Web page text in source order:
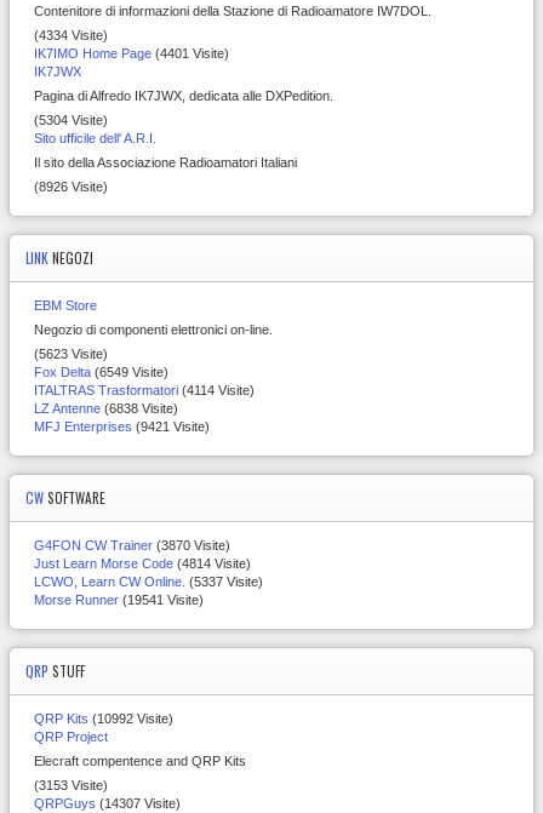
Contenitore di informazioni della Stazione di Radioamatore IW7DOL.
(4334 Visite)
IK7IMO Home Page (4401 Visite)
IK7JWX
Pagina di Alfredo IK7JWX, dedicata alle DXPedition.
(5304 Visite)
Sito ufficile dell' A.R.I.
Il sito della Associazione Radioamatori Italiani
(8926 Visite)
LINKNEGOZI
EBM Store
Negozio di componenti elettronici on-line.
(5623 Visite)
Fox Delta (6549 Visite)
ITALTRAS Trasformatori (4114 Visite)
LZ Antenne (6838 Visite)
MFJ Enterprises (9421 Visite)
CWSOFTWARE
G4FON CW Trainer (3870 Visite)
Just Learn Morse Code (4814 Visite)
LCWO, Learn CW Online. (5337 Visite)
Morse Runner (19541 Visite)
QRP STUFF
QRP Kits (10992 Visite)
QRP Project
Elecraft compentence and QRP Kits
(3153 Visite)
QRPGuys (14307 Visite)